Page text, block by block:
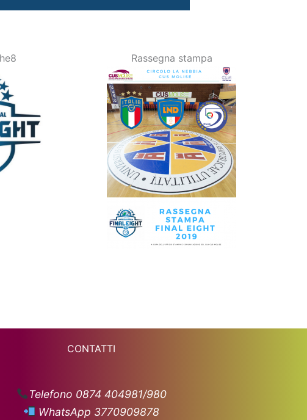
Rassegna stampa
CONTATTI
Telefono 0874 404981/980
WhatsApp 3770909878